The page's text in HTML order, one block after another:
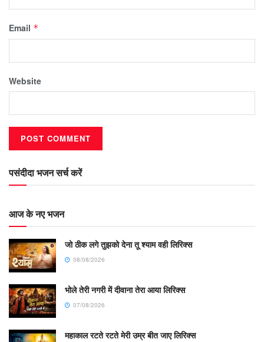
Email *
Website
पसंदीदा भजन सर्च करें
आज के नए भजन
जो ठीक लगे तुझको देना तू श्याम वही लिरिक्स
08/08/2026
भोले तेरी नगरी में दीवाना तेरा आया लिरिक्स
07/08/2026
महाकाल रटते रटते मेरी उम्र बीत जाए लिरिक्स